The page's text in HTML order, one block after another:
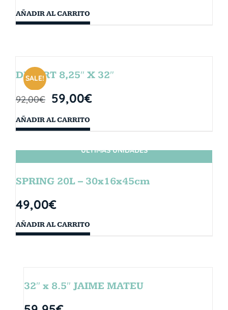
AÑADIR AL CARRITO
SALE!
DESERT 8,25″ X 32″
92,00€ 59,00€
AÑADIR AL CARRITO
ÚLTIMAS UNIDADES
SPRING 20L – 30x16x45cm
49,00€
AÑADIR AL CARRITO
32″ x 8.5″ JAIME MATEU